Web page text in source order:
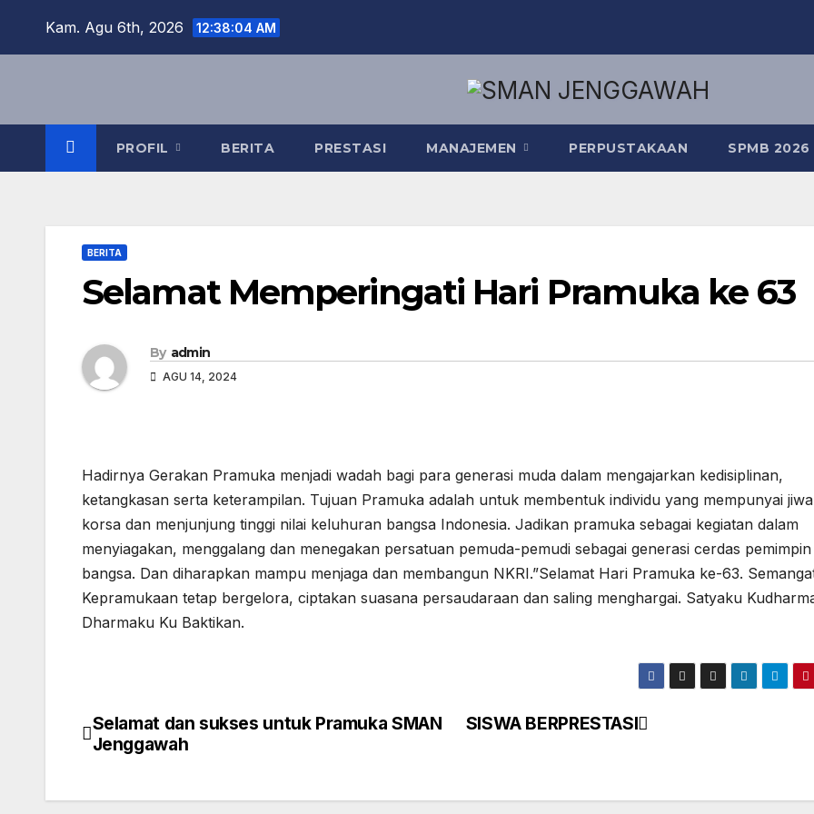
Kam. Agu 6th, 2026 12:38:04 AM
PROFIL BERITA PRESTASI MANAJEMEN PERPUSTAKAAN SPMB 2026
BERITA
Selamat Memperingati Hari Pramuka ke 63
By admin
AGU 14, 2024
Hadirnya Gerakan Pramuka menjadi wadah bagi para generasi muda dalam mengajarkan kedisiplinan,
ketangkasan serta keterampilan. Tujuan Pramuka adalah untuk membentuk individu yang mempunyai jiwa
korsa dan menjunjung tinggi nilai keluhuran bangsa Indonesia. Jadikan pramuka sebagai kegiatan dalam
menyiagakan, menggalang dan menegakan persatuan pemuda-pemudi sebagai generasi cerdas pemimpin
bangsa. Dan diharapkan mampu menjaga dan membangun NKRI.”Selamat Hari Pramuka ke-63.
Kepramukaan tetap bergelora, ciptakan suasana persaudaraan dan saling menghargai. Satyaku
Dharmaku Ku Baktikan.
Navigasi
SISWA BERPRESTASI
Selamat dan sukses untuk Pramuka SMAN
Jenggawah